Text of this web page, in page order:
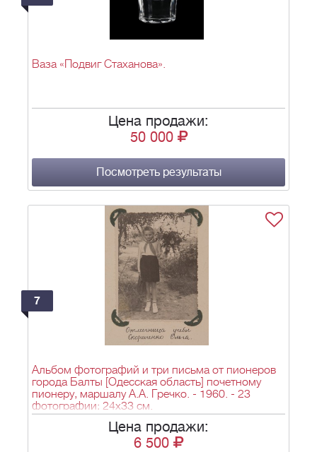
Ваза «Подвиг Стаханова».
Цена продажи:
50 000
Посмотреть результаты
7
Альбом фотографий и три письма от пионеров
города Балты [Одесская область] почетному
пионеру, маршалу А.А. Гречко. - 1960. - 23
фотографии; 24х33 см.
Цена продажи:
6 500